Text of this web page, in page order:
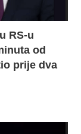
RS-u
od
prije dva